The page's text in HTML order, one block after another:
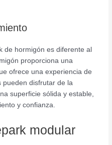
de hormigón es diferente al
proporciona una
ofrece una experiencia de
pueden disfrutar de la
superficie sólida y estable,
y confianza.
modular